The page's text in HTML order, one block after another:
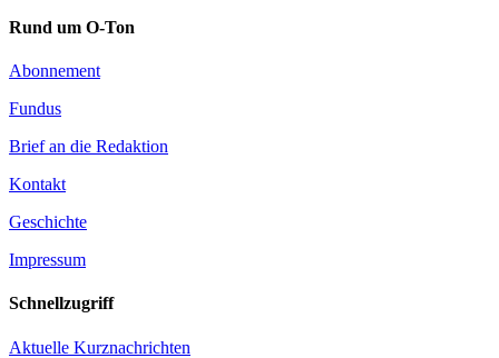
Rund um O-Ton
Abonnement
Fundus
Brief an die Redaktion
Kontakt
Geschichte
Impressum
Schnellzugriff
Aktuelle Kurznachrichten